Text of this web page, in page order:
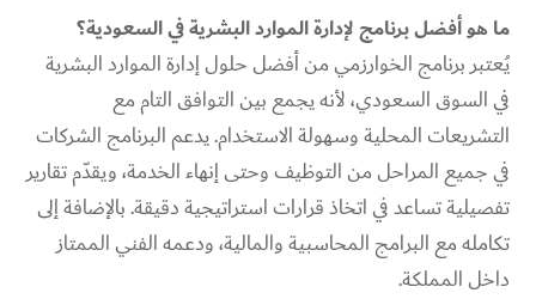
ما هو أفضل برنامج لإدارة الموارد البشرية في السعودية؟
يُعتبر برنامج الخوارزمي من أفضل حلول إدارة الموارد البشرية
في السوق السعودي، لأنه يجمع بين التوافق التام مع
التشريعات المحلية وسهولة الاستخدام. يدعم البرنامج الشركات
في جميع المراحل من التوظيف وحتى إنهاء الخدمة، ويقدّم تقارير
تفصيلية تساعد في اتخاذ قرارات استراتيجية دقيقة. بالإضافة إلى
تكامله مع البرامج المحاسبية والمالية، ودعمه الفني الممتاز
داخل المملكة.